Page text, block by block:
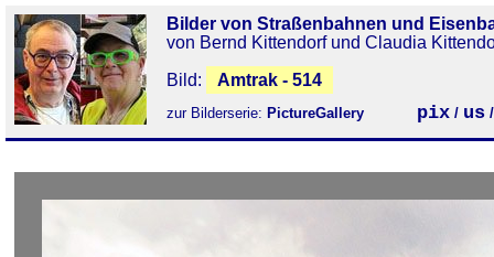
Bilder von Straßenbahnen und
von Bernd Kittendorf und Claudia
Bild:
Amtrak - 514
zur Bilderserie: PictureGallery pix / us